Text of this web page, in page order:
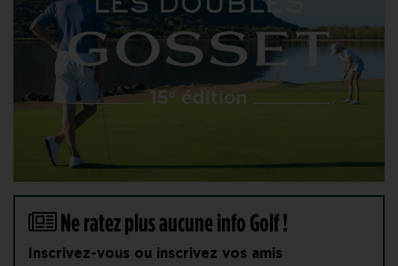
Ne ratez plus aucune info Golf !
Inscrivez-vous ou inscrivez vos amis